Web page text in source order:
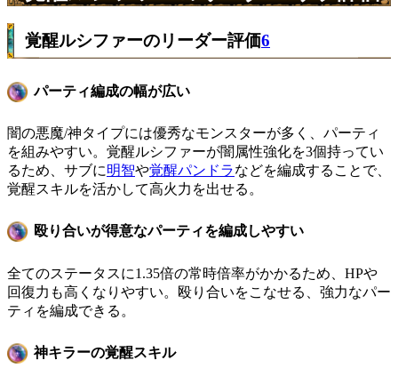
覚醒ルシファーのリーダー評価6
パーティ編成の幅が広い
闇の悪魔/神タイプには優秀なモンスターが多く、パーティ
を組みやすい。覚醒ルシファーが闇属性強化を3個持ってい
るため、サブに明智や覚醒パンドラなどを編成することで、
覚醒スキルを活かして高火力を出せる。
殴り合いが得意なパーティを編成しやすい
全てのステータスに1.35倍の常時倍率がかかるため、HPや
回復力も高くなりやすい。殴り合いをこなせる、強力なパー
ティを編成できる。
神キラーの覚醒スキル